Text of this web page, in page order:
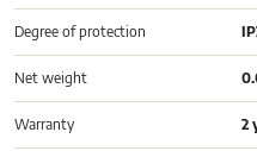
Degree of protection
Net weight
Warranty 2